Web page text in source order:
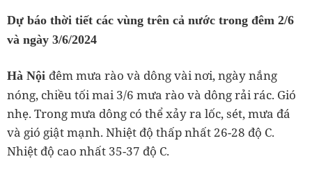
Dự báo thời tiết các vùng trên cả nước trong đêm 2/6
và ngày 3/6/2024
Hà Nội đêm mưa rào và dông vài nơi, ngày nắng
nóng, chiều tối mai 3/6 mưa rào và dông rải rác. Gió
nhẹ. Trong mưa dông có thể xảy ra lốc, sét, mưa đá
và gió giật mạnh. Nhiệt độ thấp nhất 26-28 độ C.
Nhiệt độ cao nhất 35-37 độ C.